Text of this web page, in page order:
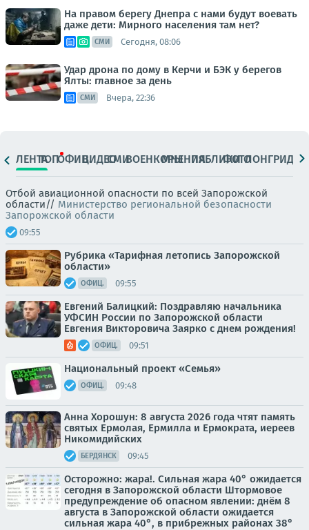
На правом берегу Днепра с нами будут воевать
даже дети: Мирного населения там нет?
СМИ Сегодня, 08:06
Удар дрона по дому в Керчи и БЭК у берегов
Ялты: главное за день
СМИ Вчера, 22:36
ЛЕНТАТОПОФИЦ.ВИДЕОСМИВОЕНКОРЫМНЕНИЯПАБЛИКИ
ФОТОЛОНГРИДЫ
Отбой авиационной опасности по всей Запорожской
области// Министерство региональной безопасности
Запорожской области
09:55
Рубрика «Тарифная летопись Запорожской
области»
ОФИЦ. 09:55
Евгений Балицкий: Поздравляю начальника
УФСИН России по Запорожской области
Евгения Викторовича Заярко с днем рождения!
ОФИЦ. 09:51
Национальный проект «Семья»
ОФИЦ. 09:48
Анна Хорошун: 8 августа 2026 года чтят память
святых Ермолая, Ермилла и Ермократа, иереев
Никомидийских
БЕРДЯНСК 09:45
Осторожно: жара!. Сильная жара 40° ожидается
сегодня в Запорожской области Штормовое
предупреждение об опасном явлении: днём 8
августа в Запорожской области ожидается
сильная жара 40°, в прибрежных районах 38°